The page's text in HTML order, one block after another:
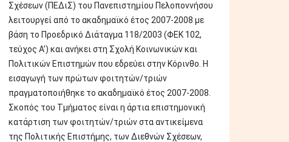
Σχέσεων (ΠΕΔιΣ) του Πανεπιστημίου Πελοποννήσου
λειτουργεί από το ακαδημαϊκό έτος 2007-2008 με
βάση το Προεδρικό Διάταγμα 118/2003 (ΦΕΚ 102,
τεύχος Α’) και ανήκει στη Σχολή Κοινωνικών και
Πολιτικών Επιστημών που εδρεύει στην Κόρινθο. Η
εισαγωγή των πρώτων φοιτητών/τριών
πραγματοποιήθηκε το ακαδημαϊκό έτος 2007-2008.
Σκοπός του Τμήματος είναι η άρτια επιστημονική
κατάρτιση των φοιτητών/τριών στα αντικείμενα
της Πολιτικής Επιστήμης, των Διεθνών Σχέσεων,